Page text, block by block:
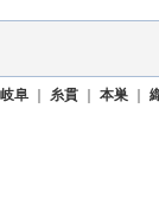
阜 ｜ 糸貫 ｜ 本巣 ｜